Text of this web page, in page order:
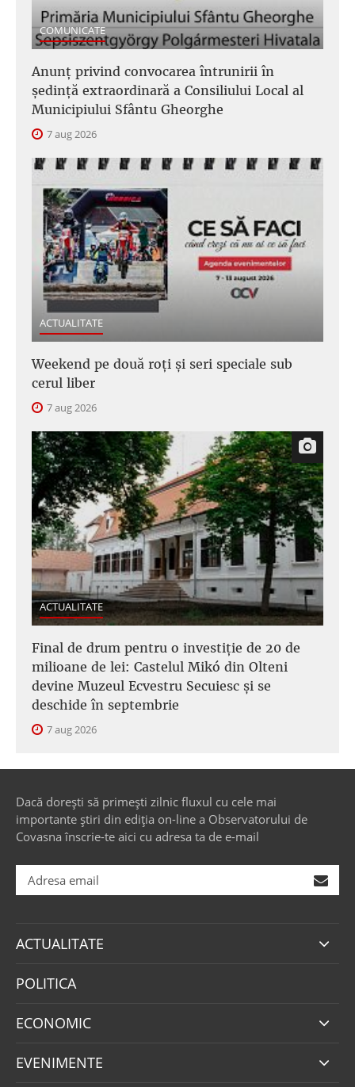
COMUNICATE
Anunţ privind convocarea întrunirii în
şedinţă extraordinară a Consiliului Local al
Municipiului Sfântu Gheorghe
7 aug 2026
ACTUALITATE
Weekend pe două roți și seri speciale sub
cerul liber
7 aug 2026
ACTUALITATE
Final de drum pentru o investiție de 20 de
milioane de lei: Castelul Mikó din Olteni
devine Muzeul Ecvestru Secuiesc și se
deschide în septembrie
7 aug 2026
Dacă dorești să primești zilnic fluxul cu cele mai
importante știri din ediția on-line a Observatorului de
Covasna înscrie-te aici cu adresa ta de e-mail
ACTUALITATE
POLITICA
ECONOMIC
EVENIMENTE